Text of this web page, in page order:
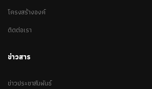
โครงสร้างองค์
ติดต่อเรา
ข่าวสาร
ข่าวประชาสัมพันธ์